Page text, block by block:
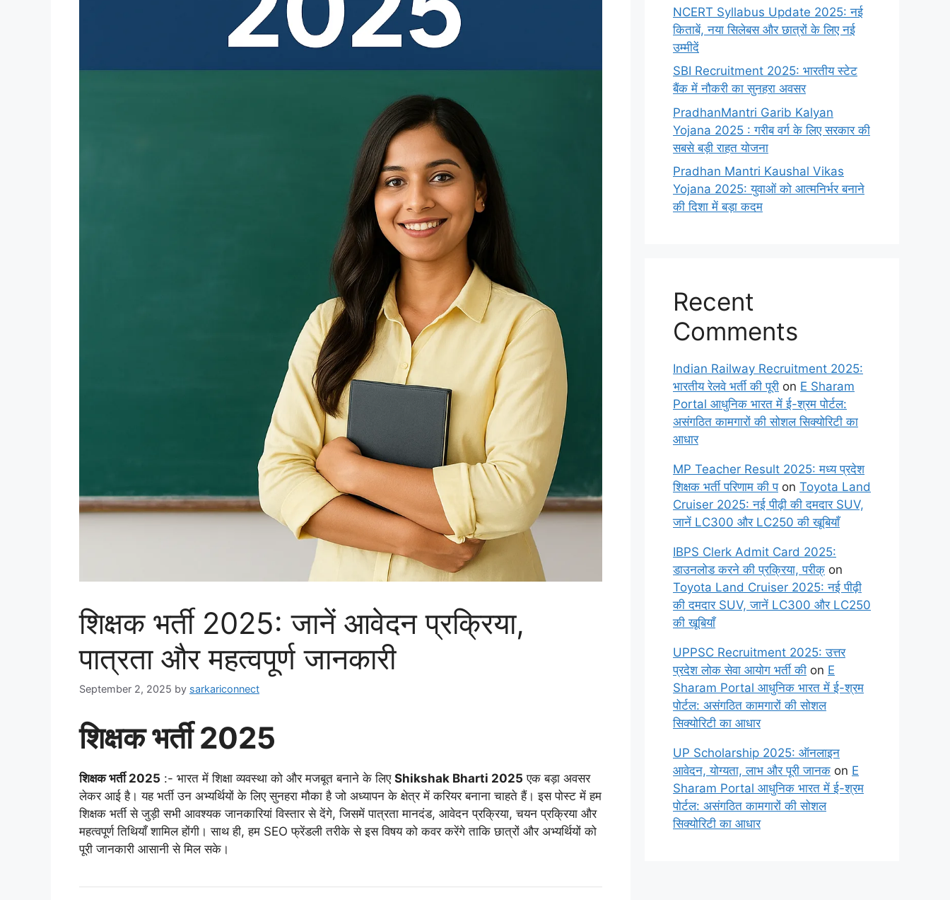
शिक्षक भर्ती 2025: जानें आवेदन प्रक्रिया,
पात्रता और महत्वपूर्ण जानकारी
September 2, 2025 by sarkariconnect
शिक्षक भर्ती 2025
शिक्षक भर्ती 2025 :- भारत में शिक्षा व्यवस्था को और मजबूत बनाने के लिए Shikshak Bharti 2025 एक बड़ा अवसर
लेकर आई है। यह भर्ती उन अभ्यर्थियों के लिए सुनहरा मौका है जो अध्यापन के क्षेत्र में करियर बनाना चाहते हैं। इस पोस्ट में हम
शिक्षक भर्ती से जुड़ी सभी आवश्यक जानकारियां विस्तार से देंगे, जिसमें पात्रता मानदंड, आवेदन प्रक्रिया, चयन प्रक्रिया और
महत्वपूर्ण तिथियाँ शामिल होंगी। साथ ही, हम SEO फ्रेंडली तरीके से इस विषय को कवर करेंगे ताकि छात्रों और अभ्यर्थियों को
पूरी जानकारी आसानी से मिल सके।
NCERT Syllabus Update 2025: नई
किताबें, नया सिलेबस और छात्रों के लिए नई
उम्मीदें
SBI Recruitment 2025: भारतीय स्टेट
बैंक में नौकरी का सुनहरा अवसर
PradhanMantri Garib Kalyan
Yojana 2025 : गरीब वर्ग के लिए सरकार की
सबसे बड़ी राहत योजना
Pradhan Mantri Kaushal Vikas
Yojana 2025: युवाओं को आत्मनिर्भर बनाने
की दिशा में बड़ा कदम
Recent
Comments
Indian Railway Recruitment 2025:
भारतीय रेलवे भर्ती की पूरी on E Sharam
Portal आधुनिक भारत में ई-श्रम पोर्टल:
असंगठित कामगारों की सोशल सिक्योरिटी का
आधार
MP Teacher Result 2025: मध्य प्रदेश
शिक्षक भर्ती परिणाम की पon Toyota Land
Cruiser 2025: नई पीढ़ी की दमदार SUV,
जानें LC300 और LC250 की खूबियाँ
IBPS Clerk Admit Card 2025:
डाउनलोड करने की प्रक्रिया, परीक् on
Toyota Land Cruiser 2025: नई पीढ़ी
की दमदार SUV, जानें LC300 और LC250
की खूबियाँ
UPPSC Recruitment 2025: उत्तर
प्रदेश लोक सेवा आयोग भर्ती की on E
Sharam Portal आधुनिक भारत में ई-श्रम
पोर्टल: असंगठित कामगारों की सोशल
सिक्योरिटी का आधार
UP Scholarship 2025: ऑनलाइन
आवेदन, योग्यता, लाभ और पूरी जानक on E
Sharam Portal आधुनिक भारत में ई-श्रम
पोर्टल: असंगठित कामगारों की सोशल
सिक्योरिटी का आधार